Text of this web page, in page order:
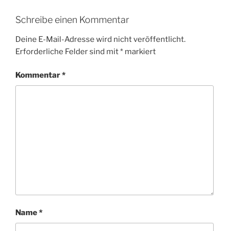
Schreibe einen Kommentar
Deine E-Mail-Adresse wird nicht veröffentlicht.
Erforderliche Felder sind mit* markiert
Kommentar*
Name*